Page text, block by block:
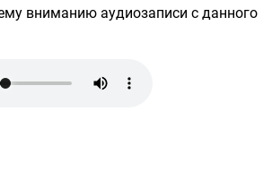
вниманию аудиозаписи с данного